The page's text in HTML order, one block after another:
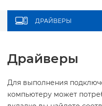
ДРАЙВЕРЫ
Драйверы
Для выполнения
компьютеру может